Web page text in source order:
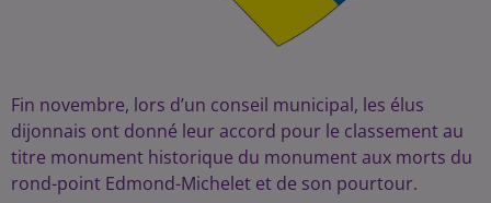
Fin novembre, lors d’un conseil municipal, les élus
dijonnais ont donné leur accord pour le classement au
titre monument historique du monument aux morts du
rond-point ­Edmond-Michelet et de son pourtour.